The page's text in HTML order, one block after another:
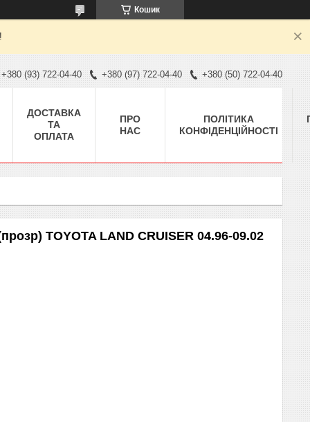
Кошик
+380 (93) 722-04-40 +380 (97) 722-04-40 +380 (50) 722-04-40
ДОСТАВКА
ТА
ОПЛАТА
ПРО
НАС
ПОЛІТИКА
КОНФІДЕНЦІЙНОСТІ
TOYOTA LAND CRUISER 04.96-09.02